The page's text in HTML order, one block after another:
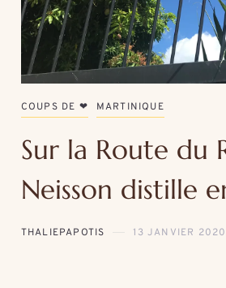
COUPS DE ❤ MARTINIQUE
Sur la Route du
Neisson distille
THALIEPAPOTIS 13 JANVIER 2020